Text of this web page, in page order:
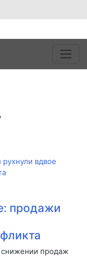
продажи
снижении продаж